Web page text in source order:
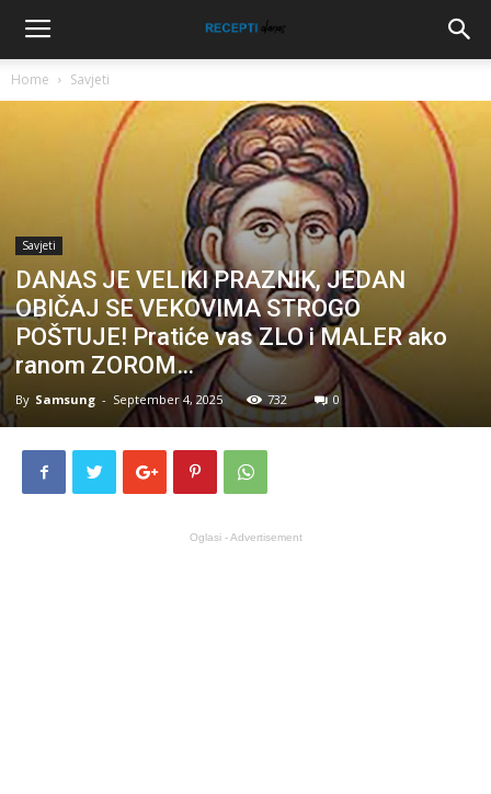
Home Savjeti
Savjeti
DANAS JE VELIKI PRAZNIK, JEDAN
OBIČAJ SE VEKOVIMA STROGO
POŠTUJE! Pratiće vas ZLO i MALER ako
ranom ZOROM…
By Samsung - September 4, 2025 732 0
Oglasi - Advertisement